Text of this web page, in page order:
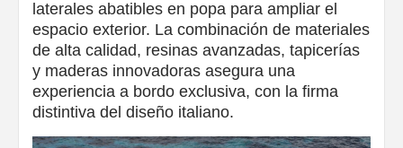
laterales abatibles en popa para ampliar el
espacio exterior. La combinación de materiales
de alta calidad, resinas avanzadas, tapicerías
y maderas innovadoras asegura una
experiencia a bordo exclusiva, con la firma
distintiva del diseño italiano.